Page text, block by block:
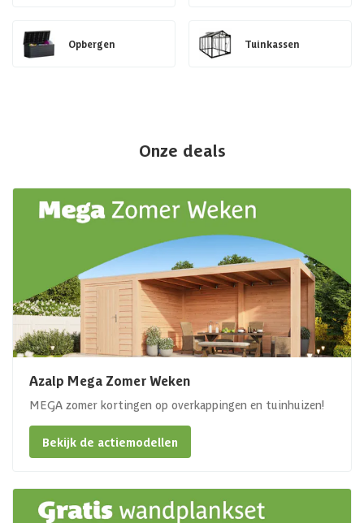
Opbergen Tuinkassen
Onze deals
Azalp Mega Zomer Weken
MEGA zomer kortingen op overkappingen en tuinhuizen!
Bekijk de actiemodellen